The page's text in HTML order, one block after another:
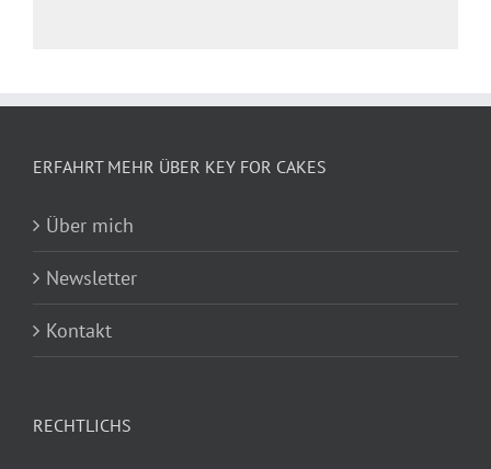
ERFAHRT MEHR ÜBER KEY FOR CAKES
Über mich
Newsletter
Kontakt
RECHTLICHS